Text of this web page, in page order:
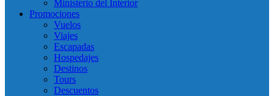
Ministerio del Interior
Promociones
Vuelos
Viajes
Escapadas
Hospedajes
Destinos
Tours
Descuentos